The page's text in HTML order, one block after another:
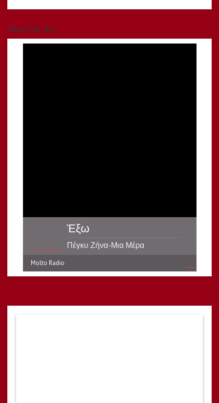
Now On Air
Έξω
Πέγκυ Ζήνα-Μια Μέρα
Molto Radio